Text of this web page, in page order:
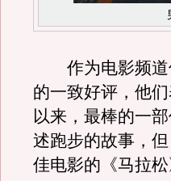
作为电影频道
的一致好评，他
以来，最棒的一
述跑步的故事，
佳电影的《马拉